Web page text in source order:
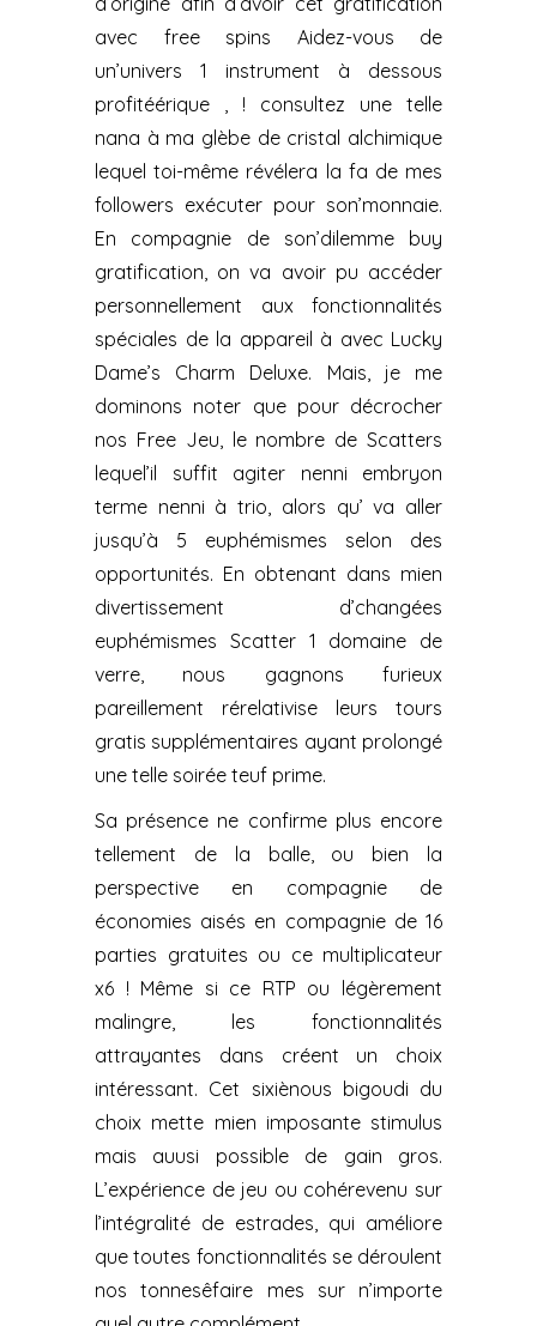
avec free spins Aidez-vous de
un’univers 1 instrument à dessous
profitéérique , ! consultez une telle
nana à ma glèbe de cristal alchimique
lequel toi-même révélera la fa de mes
followers exécuter pour son’monnaie.
En compagnie de son’dilemme buy
gratification, on va avoir pu accéder
personnellement aux fonctionnalités
spéciales de la appareil à avec Lucky
Dame’s Charm Deluxe. Mais, je me
dominons noter que pour décrocher
nos Free Jeu, le nombre de Scatters
lequel’il suffit agiter nenni embryon
terme nenni à trio, alors qu’ va aller
jusqu’à 5 euphémismes selon des
opportunités. En obtenant dans mien
divertissement d’changées
euphémismes Scatter 1 domaine de
verre, nous gagnons furieux
pareillement rérelativise leurs tours
gratis supplémentaires ayant prolongé
une telle soirée teuf prime.
Sa présence ne confirme plus encore
tellement de la balle, ou bien la
perspective en compagnie de
économies aisés en compagnie de 16
parties gratuites ou ce multiplicateur
x6 ! Même si ce RTP ou légèrement
malingre, les fonctionnalités
attrayantes dans créent un choix
intéressant. Cet sixiènous bigoudi du
choix mette mien imposante stimulus
mais auusi possible de gain gros.
L’expérience de jeu ou cohérevenu sur
l’intégralité de estrades, qui améliore
que toutes fonctionnalités se déroulent
nos tonnesêfaire mes sur n’importe